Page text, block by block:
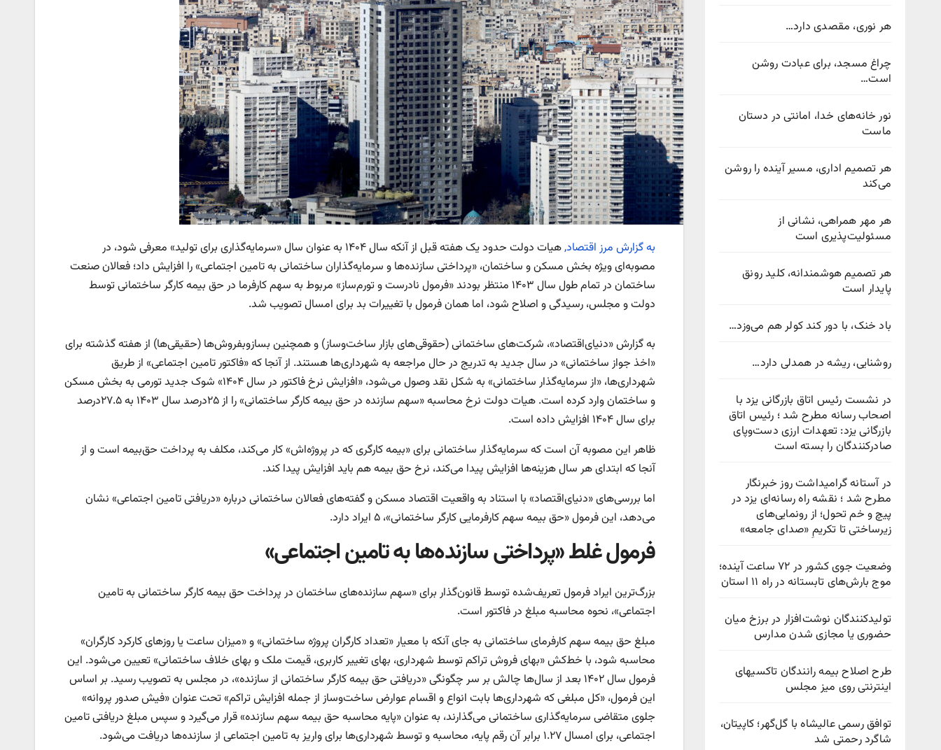
هر نوری، مقصدی دارد…
چراغ مسجد، برای عبادت روشن
است…
نور خانه‌های خدا، امانتی در دستان
ماست
هر تصمیم اداری، مسیر آینده را روشن
می‌کند
هر مهر همراهی، نشانی از
مسئولیت‌پذیری است
هر تصمیم هوشمندانه، کلید رونق
پایدار است
باد خنک، با دور کند کولر هم می‌وزد…
روشنایی، ریشه در همدلی دارد…
در نشست رئیس اتاق بازرگانی یزد با
اصحاب رسانه مطرح شد ؛ رئیس اتاق
بازرگانی یزد: تعهدات ارزی دست‌وپای
صادرکنندگان را بسته است
در آستانه گرامیداشت روز خبرنگار
مطرح شد ؛ نقشه راه رسانه‌ای یزد در
پیچ‌ و خم تحول؛ از رونمایی‌های
زیرساختی تا تکریمِ «صدای جامعه»
وضعیت جوی کشور در ۷۲ ساعت آینده؛
موج بارش‌های تابستانه در راه ۱۱ استان
تولیدکنندگان نوشت‌افزار در برزخ میان
حضوری یا مجازی شدن مدارس
طرح اصلاح بیمه رانندگان تاکسیهای
اینترنتی روی میز مجلس
توافق رسمی عالیشاه با گل‌گهر؛ کاپیتان،
شاگرد رحمتی شد
به گزارش مرز اقتصاد,
هیات دولت حدود یک هفته قبل از آنکه سال ۱۴۰۴ به عنوان سال «سرمایه‌گذاری برای تولید» معرفی شود، در
مصوبه‌‌ای ویژه بخش مسکن و ساختمان، «پرداختی سازنده‌‌ها و سرمایه‌گذاران ساختمانی به تامین اجتماعی» را افزایش داد؛ فعالان صنعت
ساختمان در تمام طول سال ۱۴۰۳ منتظر بودند «فرمول نادرست و تورم‌‌ساز» مربوط به سهم کارفرما در حق‌‌ بیمه کارگر ساختمانی توسط
دولت و مجلس، رسیدگی و اصلاح شود، اما همان فرمول با تغییرات بد برای امسال تصویب شد.
به گزارش «دنیای‌اقتصاد»، شرکت‌های ساختمانی (حقوقی‌‌های بازار ساخت‌‌وساز) و همچنین بسازوبفروش‌ها (حقیقی‌‌ها) از هفته گذشته برای
«اخذ جواز ساختمانی» در سال جدید به تدریج در حال مراجعه به شهرداری‌‌ها هستند. از آنجا که «فاکتور تامین اجتماعی» از طریق
شهرداری‌‌ها، «از سرمایه‌گذار ساختمانی» به شکل نقد وصول می‌شود، «افزایش نرخ فاکتور در سال ۱۴۰۴» شوک جدید تورمی به بخش مسکن
و ساختمان وارد کرده است. هیات دولت نرخ محاسبه «سهم سازنده در حق بیمه کارگر ساختمانی» را از ۲۵‌درصد سال ۱۴۰۳ به ۲۷.۵‌درصد
برای سال ۱۴۰۴ افزایش داده است.
ظاهر این مصوبه آن است که سرمایه‌گذار ساختمانی برای «بیمه کارگری که در پروژه‌‌اش» کار می‌کند، مکلف به پرداخت حق‌‌بیمه است و از
آنجا که ابتدای هر سال هزینه‌‌ها افزایش پیدا می‌کند، نرخ حق بیمه هم باید افزایش پیدا کند.
اما بررسی‌‌های «دنیای‌اقتصاد» با استناد به واقعیت اقتصاد مسکن و گفته‌‌های فعالان ساختمانی درباره «دریافتی تامین اجتماعی» نشان
می‌دهد، این فرمول «حق بیمه سهم کارفرمایی کارگر ساختمانی»، ۵ ایراد دارد.
فرمول غلط «پرداختی سازنده‌‌ها به تامین اجتماعی»
بزرگ‌ترین ایراد فرمول تعریف‌شده توسط قانون‌گذار برای «سهم سازنده‌‌های ساختمان در پرداخت حق بیمه کارگر ساختمانی به تامین
اجتماعی»، نحوه محاسبه مبلغ در فاکتور است.
مبلغ حق بیمه‌‌ سهم کارفرمای ساختمانی به جای آنکه با معیار «تعداد کارگران پروژه ساختمانی» و «میزان ساعت یا روزهای کارکرد کارگران»
محاسبه شود، با خط‌‌کش «بهای فروش تراکم توسط شهرداری، بهای تغییر کاربری، قیمت ملک و بهای خلاف ساختمانی» تعیین می‌شود. این
فرمول سال ۱۴۰۲ بعد از سال‌ها چالش بر سر چگونگی «دریافتی حق بیمه کارگر ساختمانی از سازنده»، در مجلس به تصویب رسید. بر اساس
این فرمول، «کل مبلغی که شهرداری‌‌ها بابت انواع و اقسام عوارض ساخت‌وساز از جمله افزایش تراکم» تحت عنوان «فیش صدور پروانه»
جلوی متقاضی سرمایه‌گذاری ساختمانی می‌‌گذارند، به عنوان «پایه محاسبه حق بیمه سهم سازنده» قرار می‌گیرد و سپس مبلغ دریافتی تامین
اجتماعی، برای امسال ۱.۲۷ برابر آن رقم پایه، محاسبه و توسط شهرداری‌‌ها برای واریز به تامین اجتماعی از سازنده‌‌ها دریافت می‌شود.